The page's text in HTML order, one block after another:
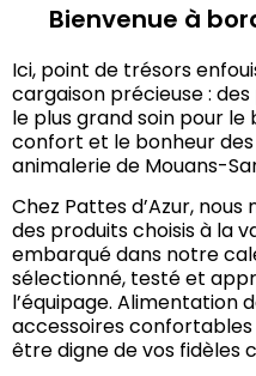
Bienvenue à
Ici, point de trésors
cargaison précieuse :
le plus grand soin pour
confort et le bonheur
animalerie de Mouans-
Chez Pattes d’Azur,
des produits choisis à la
embarqué dans notre
sélectionné, testé et
l’équipage. Alimentation
accessoires confortables
être digne de vos fidèles